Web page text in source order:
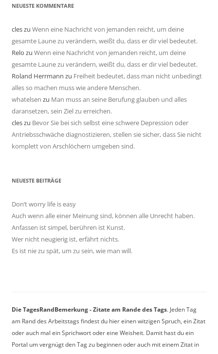
NEUESTE KOMMENTARE
cleszu Wenn eine Nachricht von jemanden reicht, um deine
gesamte Laune zu verändern, weißt du, dass er dir viel bedeutet.
Relo zu Wenn eine Nachricht von jemanden reicht, um deine
gesamte Laune zu verändern, weißt du, dass er dir viel bedeutet.
Roland Herrmann zu Freiheit bedeutet, dass man nicht unbedingt
alles so machen muss wie andere Menschen.
whatelsen zu Man muss an seine Berufung glauben und alles
daransetzen, sein Ziel zu erreichen.
cleszu Bevor Sie bei sich selbst eine schwere Depression oder
Antriebsschwäche diagnostizieren, stellen sie sicher, dass Sie nicht
komplett von Arschlöchern umgeben sind.
NEUESTE BEITRÄGE
Don’t worry life is easy
Auch wenn alle einer Meinung sind, können alle Unrecht haben.
Anfassen ist simpel, berühren ist Kunst.
Wer nicht neugierig ist, erfährt nichts.
Es ist nie zu spät, um zu sein, wie man will.
Die TagesRandBemerkung - Zitate am Rande des Tags. Jeden Tag
am Rand des Arbeitstags findest du hier einen witzigen Spruch, ein Zitat
oder auch mal ein Sprichwort oder eine Weisheit. Damit hast du ein
Portal um vergnügt den Tag zu beginnen oder auch mit einem Zitat in